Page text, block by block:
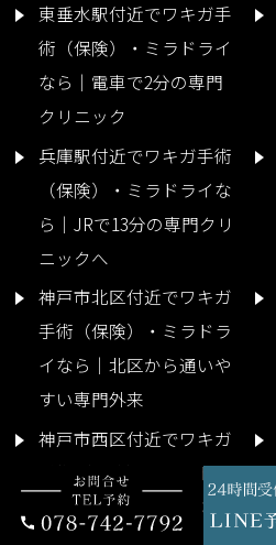
東垂水駅付近でワキガ手
術（保険）・ミラドライ
なら｜電車で2分の専門
クリニック
兵庫駅付近でワキガ手術
（保険）・ミラドライな
ら｜JRで13分の専門クリ
ニックへ
神戸市北区付近でワキガ
手術（保険）・ミラドラ
イなら｜北区から通いや
すい専門外来
神戸市西区付近でワキガ
手術（保険）・ミラドラ
イなら｜垂水駅すぐの専